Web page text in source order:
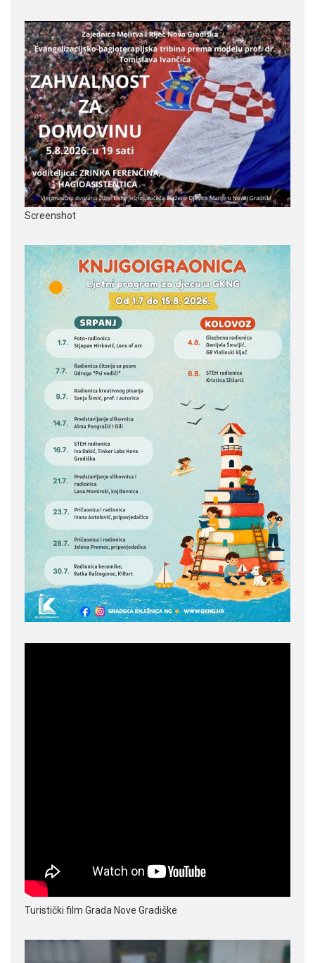
Screenshot
Turistički film Grada Nove Gradiške